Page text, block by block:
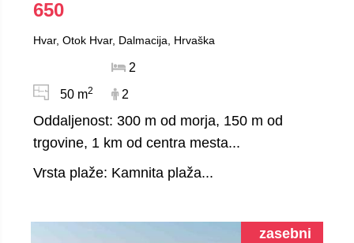
650
Hvar, Otok Hvar, Dalmacija, Hrvaška
50 m2
2
2
Oddaljenost: 300 m od morja, 150 m od
trgovine, 1 km od centra mesta...
Vrsta plaže: Kamnita plaža...
zasebni